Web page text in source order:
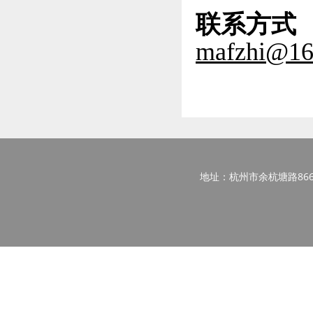
联系方式
地址：杭州市余杭塘路